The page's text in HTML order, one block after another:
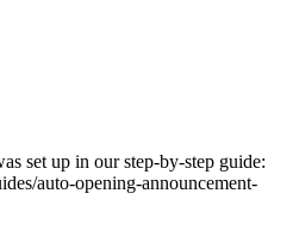
set up in our step-by-step guide:
auto-opening-announcement-